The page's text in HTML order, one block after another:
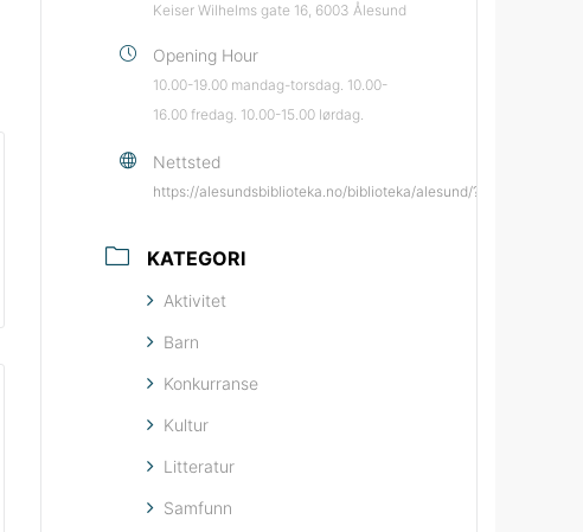
Keiser Wilhelms gate 16, 6003 Ålesund
Opening Hour
10.00-19.00 mandag-torsdag. 10.00-
16.00 fredag. 10.00-15.00 lørdag.
Nettsted
https://alesundsbiblioteka.no/biblioteka/alesund/
KATEGORI
Aktivitet
Barn
Konkurranse
Kultur
Litteratur
Samfunn